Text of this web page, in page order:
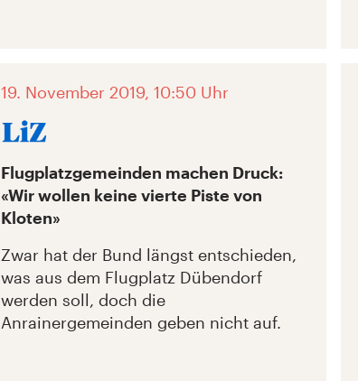
19. November 2019, 10:50 Uhr
Flugplatzgemeinden machen Druck:
«Wir wollen keine vierte Piste von
Kloten»
Zwar hat der Bund längst entschieden,
was aus dem Flugplatz Dübendorf
werden soll, doch die
Anrainergemeinden geben nicht auf.